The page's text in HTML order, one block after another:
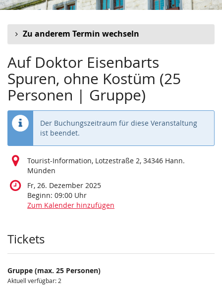
Zu anderem Termin wechseln
Auf Doktor Eisenbarts
Spuren, ohne Kostüm (25
Personen | Gruppe)
Der Buchungszeitraum für diese Veranstaltung
ist beendet.
Tourist-Information, Lotzestraße 2, 34346 Hann.
Münden
Fr, 26. Dezember 2025
Beginn: 09:00 Uhr
Zum Kalender hinzufügen
Produkte
Tickets
Gruppe (max. 25 Personen)
Aktuell verfügbar: 2